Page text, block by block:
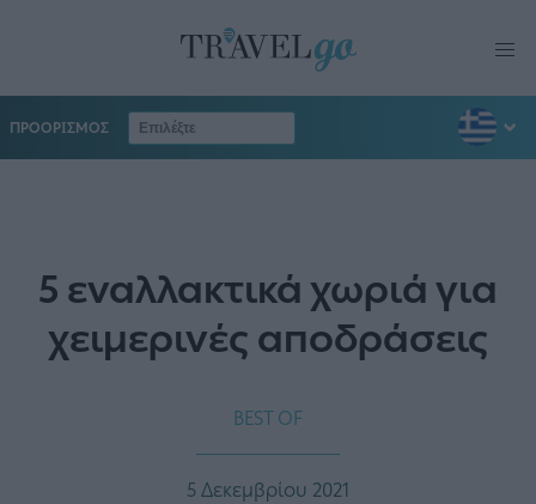
ΠΡΟΟΡΙΣΜΟΣ
5 εναλλακτικά χωριά για
χειμερινές αποδράσεις
BEST OF
5 Δεκεμβρίου 2021